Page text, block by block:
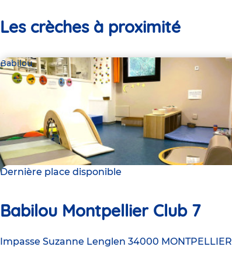
Les crèches à proximité
Babilou
Dernière place disponible
Babilou Montpellier Club 7
Adresse
Impasse Suzanne Lenglen 34000 MONTPELLIER